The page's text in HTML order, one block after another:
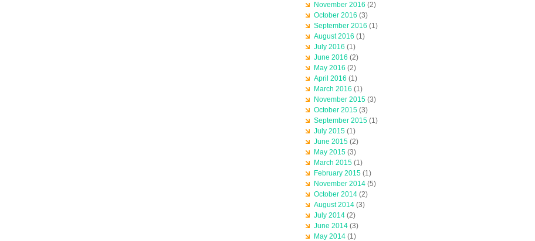
November 2016 (2)
October 2016 (3)
September 2016 (1)
August 2016 (1)
July 2016 (1)
June 2016 (2)
May 2016 (2)
April 2016 (1)
March 2016 (1)
November 2015 (3)
October 2015 (3)
September 2015 (1)
July 2015 (1)
June 2015 (2)
May 2015 (3)
March 2015 (1)
February 2015 (1)
November 2014 (5)
October 2014 (2)
August 2014 (3)
July 2014 (2)
June 2014 (3)
May 2014 (1)